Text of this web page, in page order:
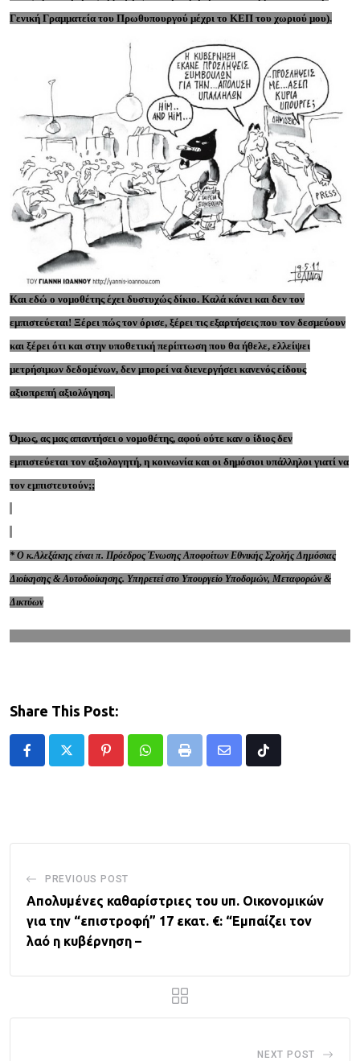
Γενική Γραμματεία του Πρωθυπουργού μέχρι το ΚΕΠ του χωριού μου).
Και εδώ ο νομοθέτης έχει δυστυχώς δίκιο. Καλά κάνει και δεν τον
εμπιστεύεται! Ξέρει πώς τον όρισε, ξέρει τις εξαρτήσεις που τον δεσμεύουν
και ξέρει ότι και στην υποθετική περίπτωση που θα ήθελε, ελλείψει
μετρήσιμων δεδομένων, δεν μπορεί να διενεργήσει κανενός είδους
αξιοπρεπή αξιολόγηση.
Όμως, ας μας απαντήσει ο νομοθέτης, αφού ούτε καν ο ίδιος δεν
εμπιστεύεται τον αξιολογητή, η κοινωνία και οι δημόσιοι υπάλληλοι γιατί να
τον εμπιστευτούν;;
* Ο κ.Αλεξάκης είναι π. Πρόεδρος Ένωσης Αποφοίτων Εθνικής Σχολής Δημόσιας
Διοίκησης & Αυτοδιοίκησης. Υπηρετεί στο Υπουργείο Υποδομών, Μεταφορών &
Δικτύων
Share This Post:
PinterestWhatsappPrint
Share
Tiktok
PREVIOUS POST
Απολυμένες καθαρίστριες του υπ. Οικονομικών
για την “επιστροφή” 17 εκατ. €: “Εμπαίζει τον
λαό η κυβέρνηση –
NEXT POST